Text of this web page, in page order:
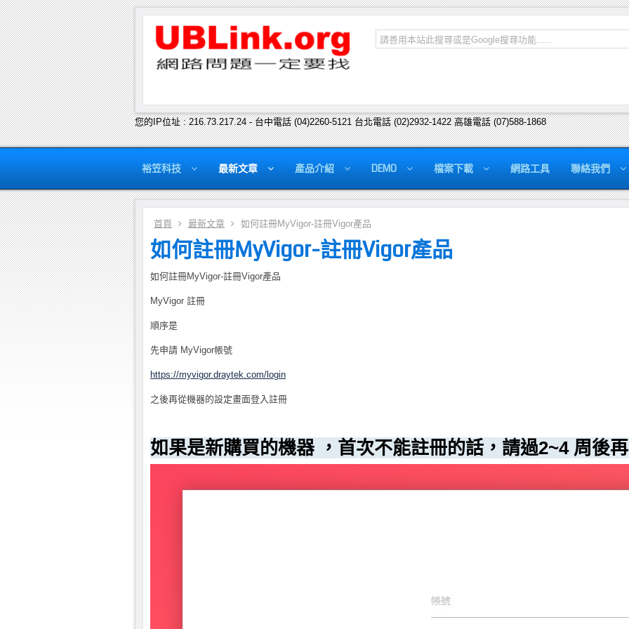
您的IP位址 : 216.73.217.24 - 台中電話 (04)2260-5121 台北電話 (02)2932-1422 高雄電話 (07)588-1868
裕笠科技 最新文章 產品介紹 DEMO 檔案下載 網路工具 聯絡我們
首頁 最新文章 如何註冊MyVigor-註冊Vigor產品
如何註冊MyVigor-註冊Vigor產品
如何註冊MyVigor-註冊Vigor產品
MyVigor 註冊
順序是
先申請 MyVigor帳號
https://myvigor.draytek.com/login
之後再從機器的設定畫面登入註冊
如果是新購買的機器 ，首次不能註冊的話， 請過2~4 周後